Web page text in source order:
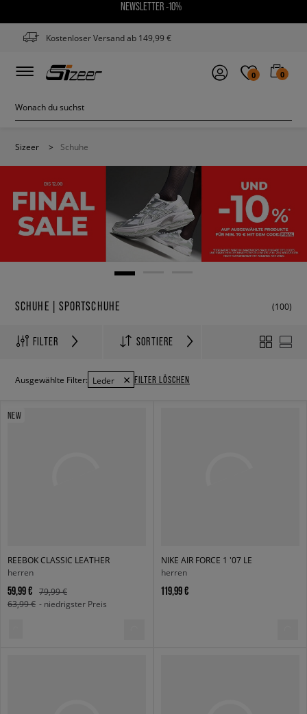
NEWSLETTER -10%
Kostenloser Versand ab 149,99 €
0 0
Sizeer > Schuhe
SCHUHE | SPORTSCHUHE (100)
FILTER SORTIERE
Ausgewählte Filter: Leder FILTER LÖSCHEN
NEW
REEBOK CLASSIC LEATHER
herren
59,99 €
79,99 €
63,99 € - niedrigster Preis
NIKE AIR FORCE 1 '07 LE
herren
119,99 €